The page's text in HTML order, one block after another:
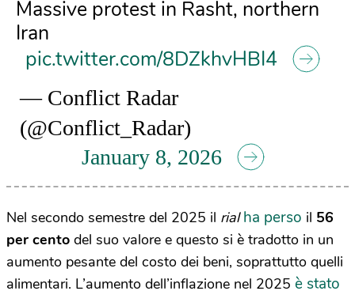
Massive protest in Rasht, northern
Iran
pic.twitter.com/8DZkhvHBI4
— Conflict Radar
(@Conflict_Radar)
January 8, 2026
Nel secondo semestre del 2025 il rialha perso il 56
per cento del suo valore e questo si è tradotto in un
aumento pesante del costo dei beni, soprattutto quelli
alimentari. L’aumento dell’inflazione nel 2025 è stato